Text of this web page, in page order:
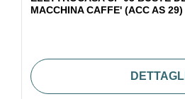
MACCHINA CAFFE' (ACC AS 29)
DETTAGLI